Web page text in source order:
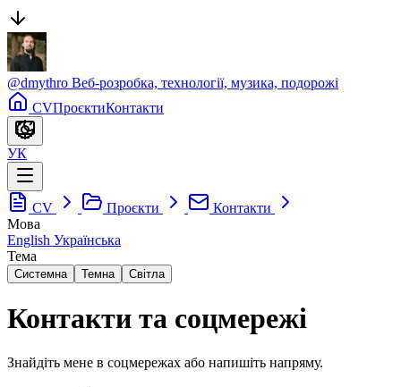
@dmythro Веб-розробка, технології, музика, подорожі
CVПроєктиКонтакти
УК
CV Проєкти
Контакти
Мова
English Українська
Тема
Системна Темна Світла
Контакти та соцмережі
Знайдіть мене в соцмережах або напишіть напряму.